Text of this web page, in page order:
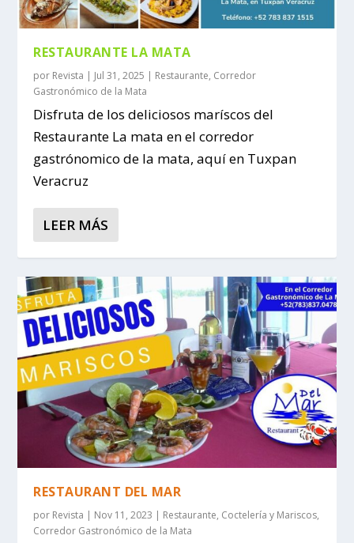
RESTAURANTE LA MATA
por Revista | Jul 31, 2025 | Restaurante, Corredor
Gastronómico de la Mata
Disfruta de los deliciosos maríscos del
Restaurante La mata en el corredor
gastrónomico de la mata, aquí en Tuxpan
Veracruz
LEER MÁS
RESTAURANT DEL MAR
por Revista | Nov 11, 2023 | Restaurante, Coctelería y Mariscos,
Corredor Gastronómico de la Mata